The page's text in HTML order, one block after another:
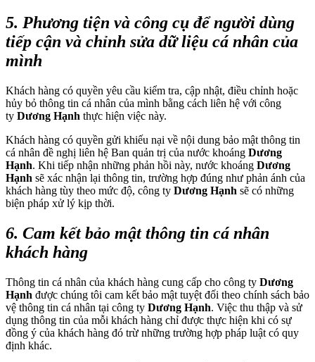
5. Phương tiện và công cụ để người dùng
tiếp cận và chỉnh sửa dữ liệu cá nhân của
mình
Khách hàng có quyền yêu cầu kiểm tra, cập nhật, điều chỉnh hoặc
hủy bỏ thông tin cá nhân của mình bằng cách liên hệ với công
ty Dương Hạnh thực hiện việc này.
Khách hàng có quyền gửi khiếu nại về nội dung bảo mật thông tin
cá nhân đề nghị liên hệ Ban quản trị của nước khoáng Dương
Hạnh. Khi tiếp nhận những phản hồi này, nước khoáng Dương
Hạnh sẽ xác nhận lại thông tin, trường hợp đúng như phản ánh của
khách hàng tùy theo mức độ, công ty Dương Hạnh sẽ có những
biện pháp xử lý kịp thời.
6. Cam kết bảo mật thông tin cá nhân
khách hàng
Thông tin cá nhân của khách hàng cung cấp cho công ty Dương
Hạnh được chúng tôi cam kết bảo mật tuyệt đối theo chính sách bảo
vệ thông tin cá nhân tại công ty Dương Hạnh. Việc thu thập và sử
dụng thông tin của mỗi khách hàng chỉ được thực hiện khi có sự
đồng ý của khách hàng đó trừ những trường hợp pháp luật có quy
định khác.